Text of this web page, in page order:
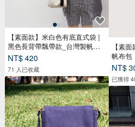
【素面款】米白色有底直式袋 |
黑色長背帶飄帶款_台灣製帆布
包
NT$ 420
71 人已收藏
【素
帆布包
NT$
已獲得